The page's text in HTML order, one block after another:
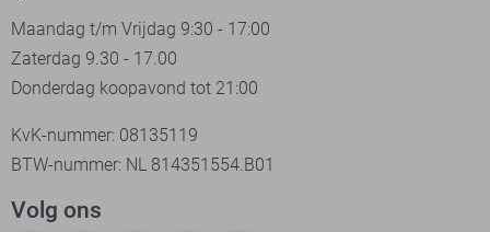
Maandag t/m Vrijdag 9:30 - 17:00
Zaterdag 9.30 - 17.00
Donderdag koopavond tot 21:00
KvK-nummer: 08135119
BTW-nummer: NL 814351554.B01
Volg ons